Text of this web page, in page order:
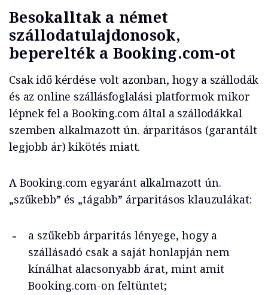
Besokalltak a német
szállodatulajdonosok,
beperelték a Booking.com-ot
Csak idő kérdése volt azonban, hogy a szállodák
és az online szállásfoglalási platformok mikor
lépnek fel a Booking.com által a szállodákkal
szemben alkalmazott ún. árparitásos (garantált
legjobb ár) kikötés miatt.
A Booking.com egyaránt alkalmazott ún.
„szűkebb” és „tágabb” árparitásos klauzulákat:
a szűkebb árparitás lényege, hogy a
szállásadó csak a saját honlapján nem
kínálhat alacsonyabb árat, mint amit
Booking.com-on feltüntet;